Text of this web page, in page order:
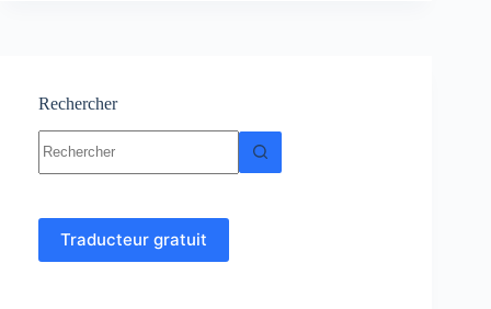
Rechercher
résultat
Traducteur gratuit